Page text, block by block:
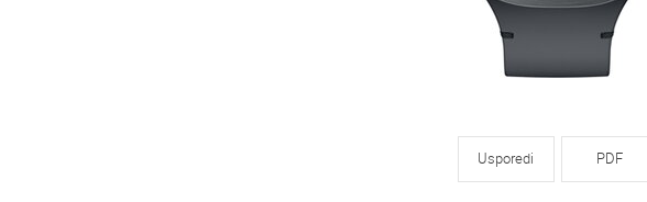
Usporedi PDF